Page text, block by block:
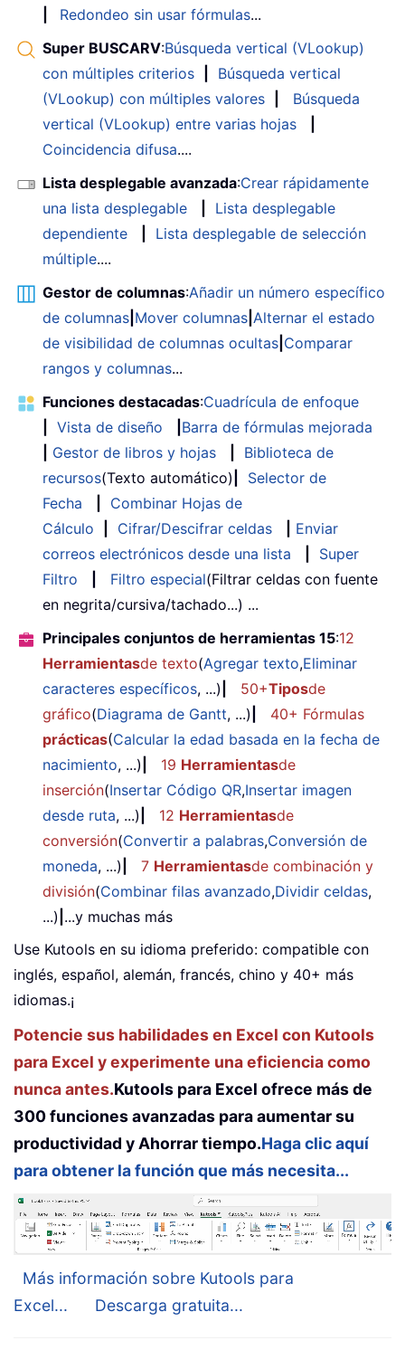
Redondeo sin usar fórmulas...
Super BUSCARV:Búsqueda vertical (VLookup)
con múltiples criterios
Búsqueda vertical
(VLookup) con múltiples valores
Búsqueda
vertical (VLookup) entre varias hojas
Coincidencia difusa....
Lista desplegable avanzada:Crear rápidamente
una lista desplegable
Lista desplegable
dependiente
Lista desplegable de selección
múltiple....
Gestor de columnas:Añadir un número específico
de columnas Mover columnas Alternar el estado
de visibilidad de columnas ocultas Comparar
rangos y columnas...
Funciones destacadas:Cuadrícula de enfoque
Vista de diseño
Barra de fórmulas mejorada
Gestor de libros y hojas
Biblioteca de
recursos(Texto automático)
Selector de
Fecha
Combinar Hojas de
Cálculo
Cifrar/Descifrar celdas
Enviar
correos electrónicos desde una lista
Super
Filtro
Filtro especial(Filtrar celdas con fuente
en negrita/cursiva/tachado...) ...
Principales conjuntos de herramientas 15:12
Herramientasde texto(Agregar texto,Eliminar
caracteres específicos, ...) 50+Tiposde
gráfico(Diagrama de Gantt, ...)
40+ Fórmulas
prácticas(Calcular la edad basada en la fecha de
nacimiento, ...) 19 Herramientasde
inserción(Insertar Código QR,Insertar imagen
desde ruta, ...) 12 Herramientasde
conversión(Convertir a palabras,Conversión de
moneda, ...) 7 Herramientasde combinación y
división(Combinar filas avanzado,Dividir celdas,
...) ...y muchas más
Use Kutools en su idioma preferido: compatible con
inglés, español, alemán, francés, chino y 40+ más
idiomas.¡
Potencie sus habilidades en Excel con Kutools
para Excel y experimente una eficiencia como
nunca antes.Kutools para Excel ofrece más de
300 funciones avanzadas para aumentar su
productividad y Ahorrar tiempo.Haga clic aquí
para obtener la función que más necesita...
Más información sobre Kutools para
Excel...
Descarga gratuita...